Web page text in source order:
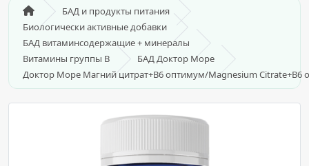
БАД и продукты питания
Биологически активные добавки
БАД витаминсодержащие + минералы
Витамины группы В
БАД Доктор Море
Доктор Море Магний цитрат+B6 оптимум/Magnesium Citrate+B6